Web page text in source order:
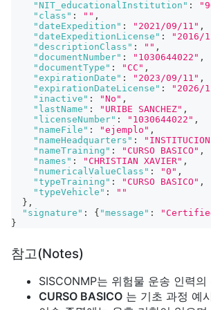
"NIT_educationalInstitution" :
"class" : "" ,
"dateExpedition" : "2021/09/11" ,
"dateExpeditionLicense" : "2016/
"descriptionClass" : "" ,
"documentNumber" : "1030644022" ,
"documentType" : "CC" ,
"expirationDate" : "2023/09/11" ,
"expirationDateLicense" : "2026/
"inactive" : "No" ,
"lastName" : "URIBE SANCHEZ" ,
"licenseNumber" : "1030644022" ,
"nameFile" : "ejemplo" ,
"nameHeadquarters" : "INSTITUCION
"nameTraining" : "CURSO BASICO" ,
"names" : "CHRISTIAN XAVIER" ,
"numericalValueClass" : "0" ,
"typeTraining" : "CURSO BASICO" ,
"typeVehicle" :
""
} ,
"signature" : { "message" :
}
참고(Notes)
SISCONMP는 위험물 운송 인력의
CURSO BASICO 는 기초 과정 예